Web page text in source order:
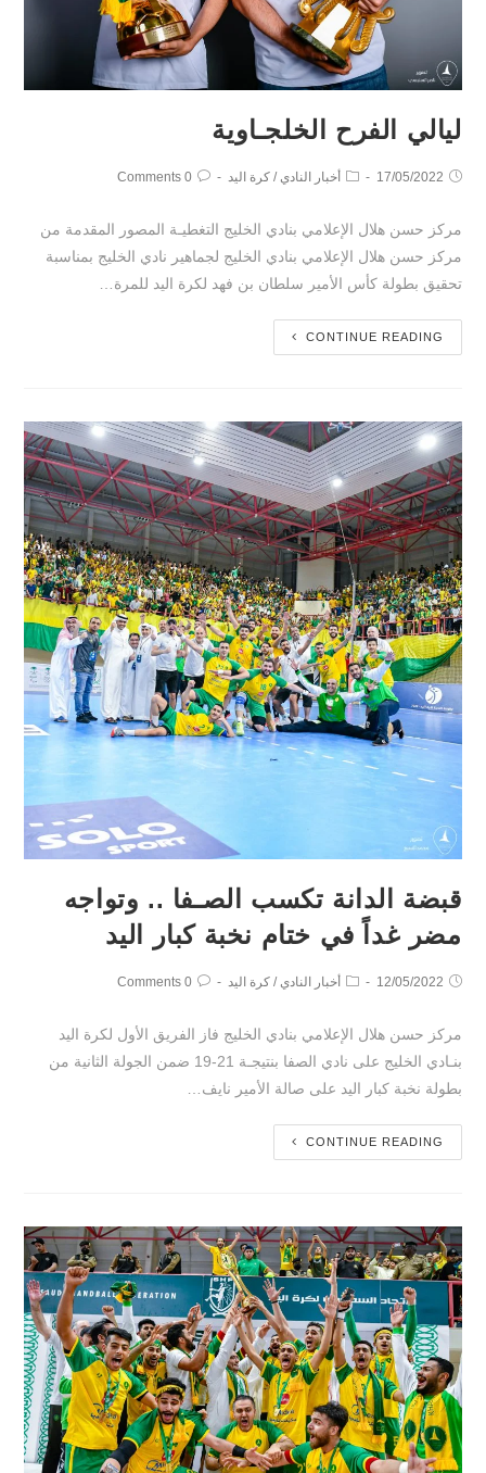
ليالي الفرح الخلجـاوية
17/05/2022 أخبار النادي / كرة اليد 0 Comments
مركز حسن هلال الإعلامي بنادي الخليج التغطيـة المصور المقدمة من
مركز حسن هلال الإعلامي بنادي الخليج لجماهير نادي الخليج بمناسبة
تحقيق بطولة كأس الأمير سلطان بن فهد لكرة اليد للمرة…
CONTINUE READING
قبضة الدانة تكسب الصـفا .. وتواجه
مضر غداً في ختام نخبة كبار اليد
12/05/2022 أخبار النادي / كرة اليد 0 Comments
مركز حسن هلال الإعلامي بنادي الخليج فاز الفريق الأول لكرة اليد
بنـادي الخليج على نادي الصفا بنتيجـة 21-19 ضمن الجولة الثانية من
بطولة نخبة كبار اليد على صالة الأمير نايف…
CONTINUE READING